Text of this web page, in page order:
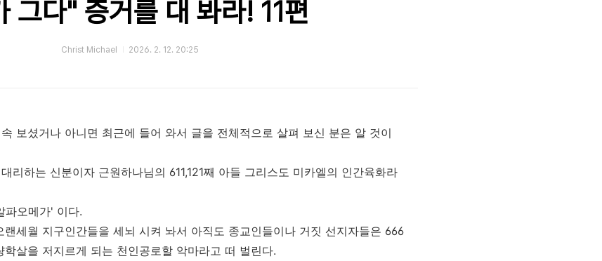
그다" 증거를 대 봐라! 11편
Christ Michael 2026. 2. 12. 20:25
보셨거나 아니면 최근에 들어 와서 글을 전체적으로 살펴 보신 분은 알 것이
리하는 신분이자 근원하나님의 611,121째 아들 그리스도 미카엘의 인간육화라
오메가' 이다.
세월 지구인간들을 세뇌 시켜 놔서 아직도 종교인들이나 거짓 선지자들은 666
살을 저지르게 되는 천인공로할 악마라고 떠 벌린다.